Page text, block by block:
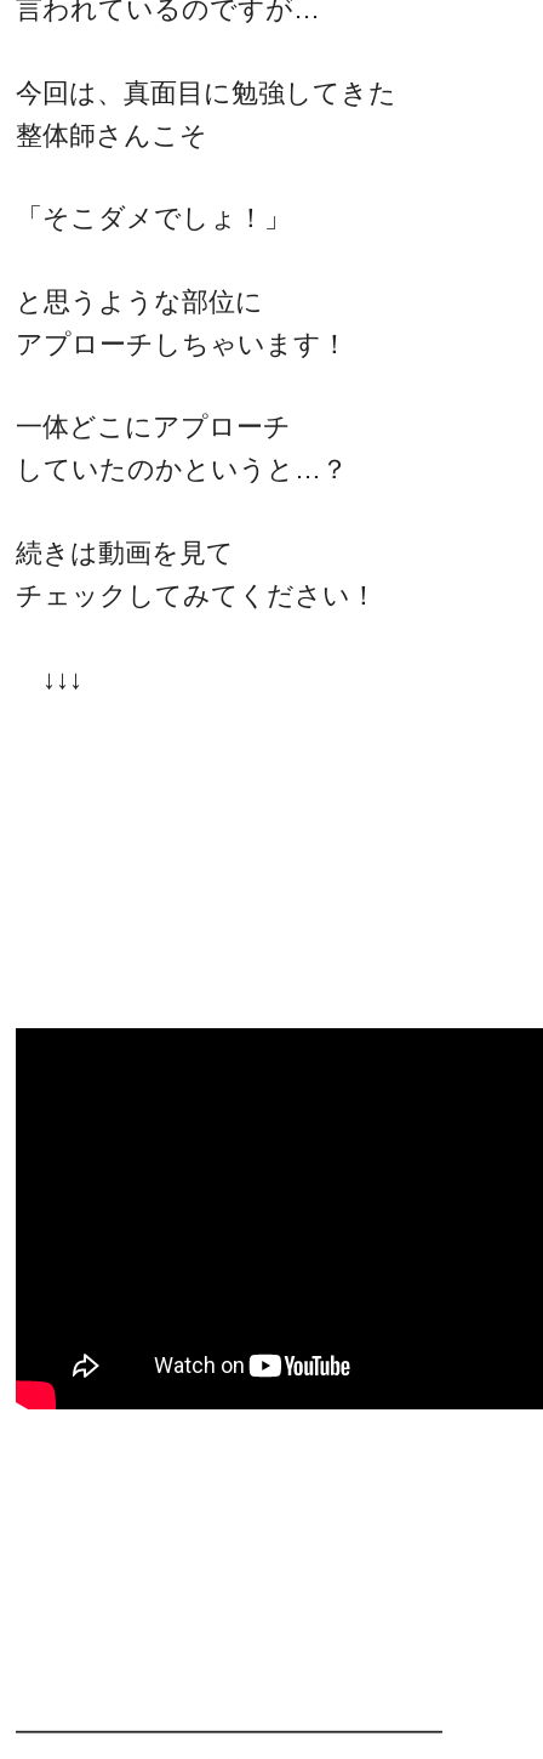
言われているのですが…
今回は、真面目に勉強してきた
整体師さんこそ
「そこダメでしょ！」
と思うような部位に
アプローチしちゃいます！
一体どこにアプローチ
していたのかというと…？
続きは動画を見て
チェックしてみてください！
↓↓↓
━━━━━━━━━━━━━━━━